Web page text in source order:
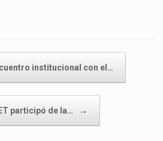
institucional con el…
participó de la… →